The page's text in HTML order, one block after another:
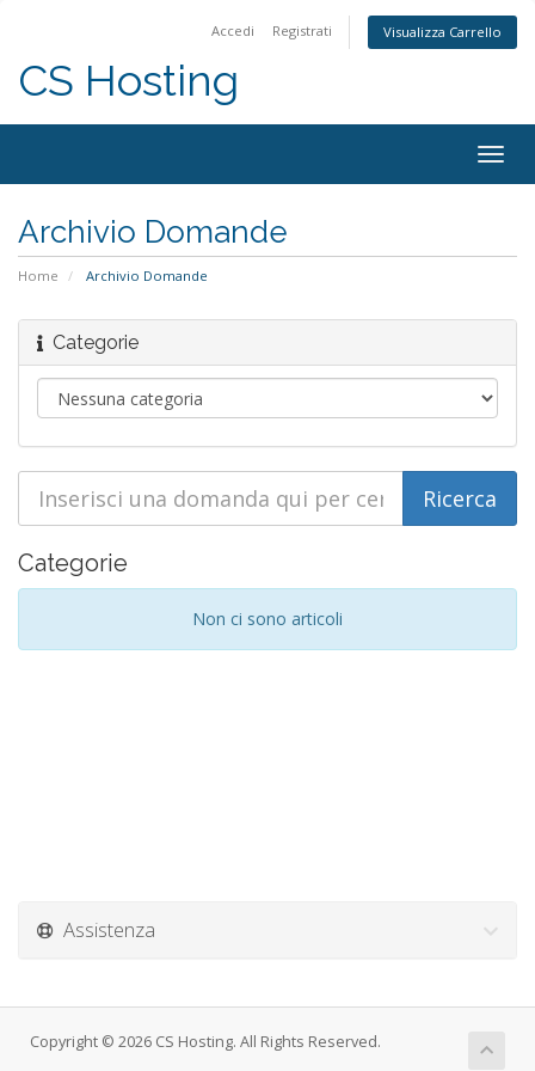
Accedi Registrati Visualizza Carrello
CS Hosting
Archivio Domande
Home Archivio Domande
Categorie
Categorie
Non ci sono articoli
Assistenza
Copyright © 2026 CS Hosting. All Rights Reserved.